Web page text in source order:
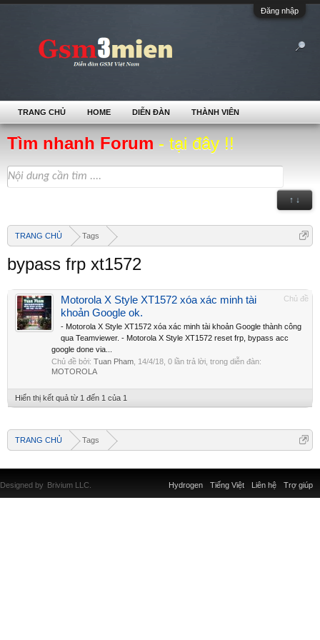
Đăng nhập
Tìm nhanh Forum - tại đây !!
↑ ↓
TRANG CHỦ Tags
bypass frp xt1572
Chủ đề
Motorola X Style XT1572 xóa xác minh tài
khoản Google ok.
- Motorola X Style XT1572 xóa xác minh tài khoản Google thành công
qua Teamviewer. - Motorola X Style XT1572 reset frp, bypass acc
google done via...
Chủ đề bởi: Tuan Pham 14/4/18 , 0 lần trả lời, trong diễn đàn:
MOTOROLA
Hiển thị kết quả từ 1 đến 1 của 1
TRANG CHỦ Tags
TRANG CHỦ HOME DIỄN ĐÀN THÀNH VIÊN
Liên hệ Trợ giúp
Hydrogen Tiếng Việt
Designed by Brivium LLC.